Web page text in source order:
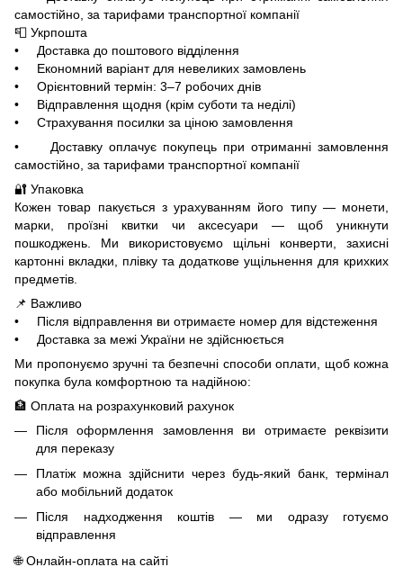
самостійно, за тарифами транспортної компанії
📮 Укрпошта
• Доставка до поштового відділення
• Економний варіант для невеликих замовлень
• Орієнтовний термін: 3–7 робочих днів
• Відправлення щодня (крім суботи та неділі)
• Страхування посилки за ціною замовлення
• Доставку оплачує покупець при отриманні замовлення
самостійно, за тарифами транспортної компанії
🔐 Упаковка
Кожен товар пакується з урахуванням його типу — монети,
марки, проїзні квитки чи аксесуари — щоб уникнути
пошкоджень. Ми використовуємо щільні конверти, захисні
картонні вкладки, плівку та додаткове ущільнення для крихких
предметів.
📌 Важливо
• Після відправлення ви отримаєте номер для відстеження
• Доставка за межі України не здійснюється
Ми пропонуємо зручні та безпечні способи оплати, щоб кожна
покупка була комфортною та надійною:
🏦 Оплата на розрахунковий рахунок
Після оформлення замовлення ви отримаєте реквізити
для переказу
Платіж можна здійснити через будь-який банк, термінал
або мобільний додаток
Після надходження коштів — ми одразу готуємо
відправлення
🌐 Онлайн-оплата на сайті